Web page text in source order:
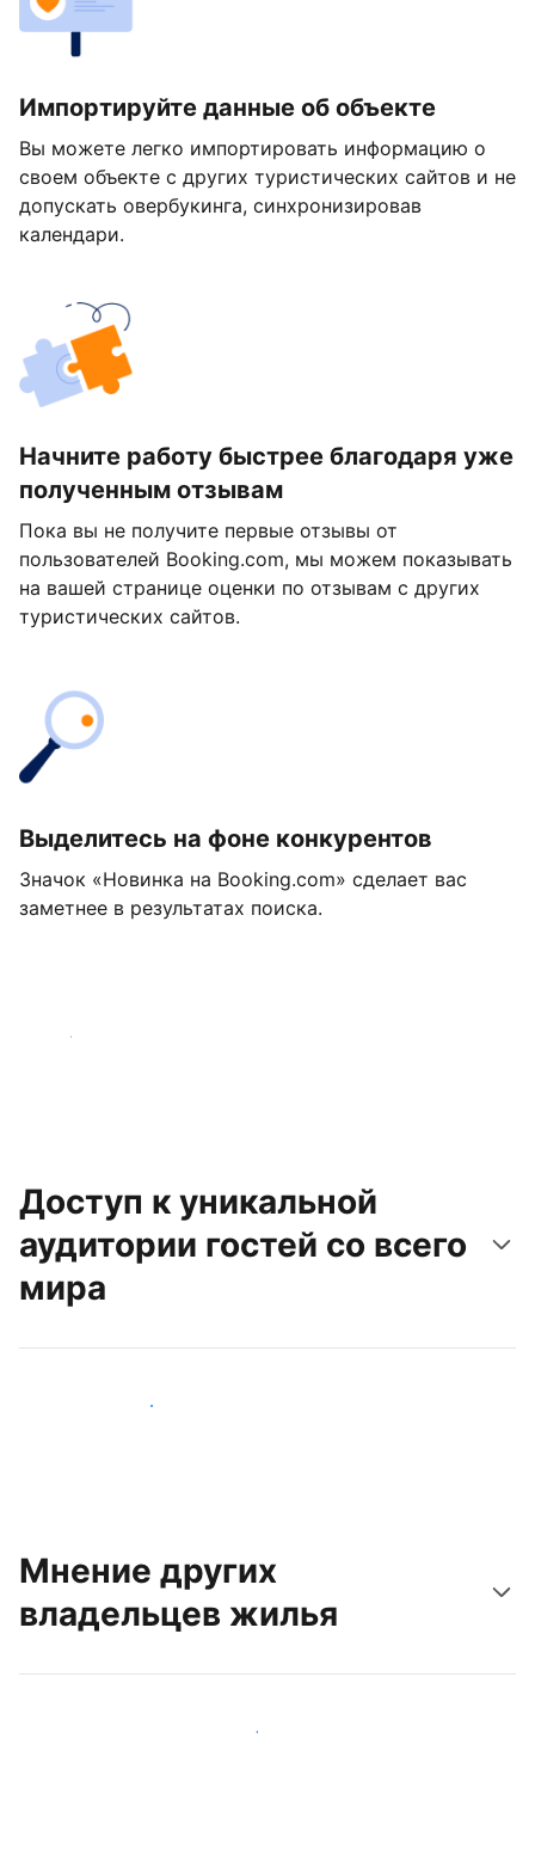
Импортируйте данные об объекте
Вы можете легко импортировать информацию о
своем объекте с других туристических сайтов и не
допускать овербукинга, синхронизировав
календари.
Начните работу быстрее благодаря уже
полученным отзывам
Пока вы не получите первые отзывы от
пользователей Booking.com, мы можем показывать
на вашей странице оценки по отзывам с других
туристических сайтов.
Выделитесь на фоне конкурентов
Значок «Новинка на Booking.com» сделает вас
заметнее в результатах поиска.
Начать
Доступ к уникальной
аудитории гостей со всего
мира
Привлечь новых гостей
Мнение других
владельцев жилья
Присоединиться к другим владельцам жилья